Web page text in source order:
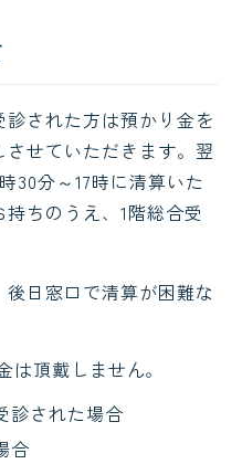
された方は預かり金を
せていただきます。翌
30分～17時に清算いた
ちのうえ、1階総合受
日窓口で清算が困難な
頂戴しません。
診された場合
合